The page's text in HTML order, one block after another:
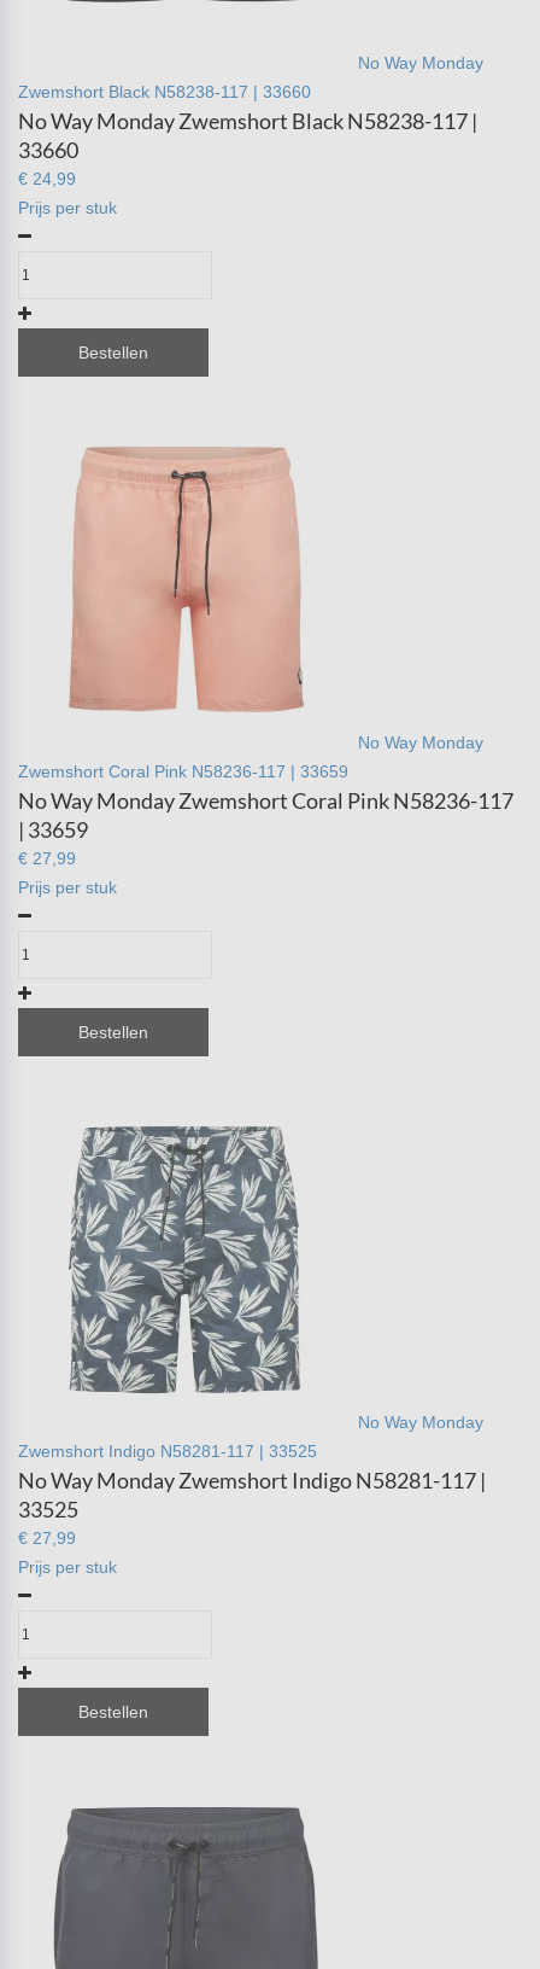
No Way Monday
Zwemshort Black N58238-117 | 33660
No Way Monday Zwemshort Black N58238-117 |
33660
€ 24,99
Prijs per stuk
Bestellen
No Way Monday
Zwemshort Coral Pink N58236-117 | 33659
No Way Monday Zwemshort Coral Pink N58236-117
| 33659
€ 27,99
Prijs per stuk
Bestellen
No Way Monday
Zwemshort Indigo N58281-117 | 33525
No Way Monday Zwemshort Indigo N58281-117 |
33525
€ 27,99
Prijs per stuk
Bestellen